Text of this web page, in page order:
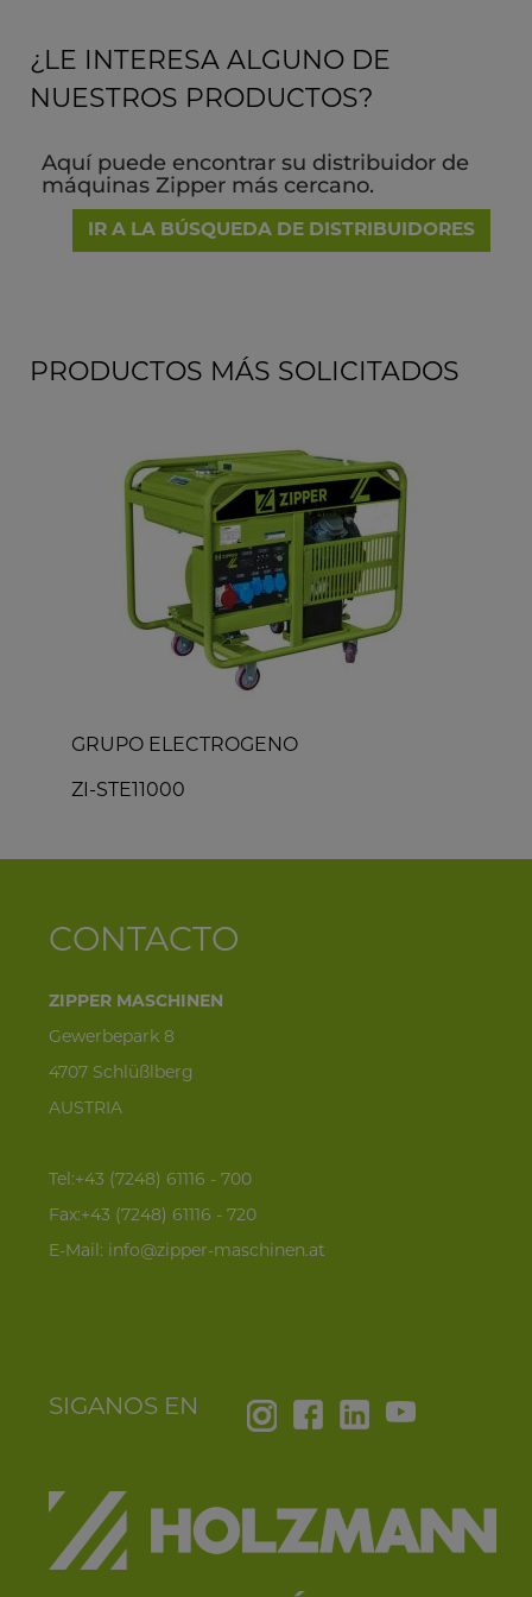
¿LE INTERESA ALGUNO DE
NUESTROS PRODUCTOS?
Aquí puede encontrar su distribuidor de
máquinas Zipper más cercano.
IR A LA BÚSQUEDA DE DISTRIBUIDORES
PRODUCTOS MÁS SOLICITADOS
GRUPO ELECTROGENO
ZI-STE11000
CONTACTO
ZIPPER MASCHINEN
Gewerbepark 8
4707 Schlüßlberg
AUSTRIA
Tel:+43 (7248) 61116 - 700
Fax:+43 (7248) 61116 - 720
E-Mail: info@zipper-maschinen.at
SIGANOS EN